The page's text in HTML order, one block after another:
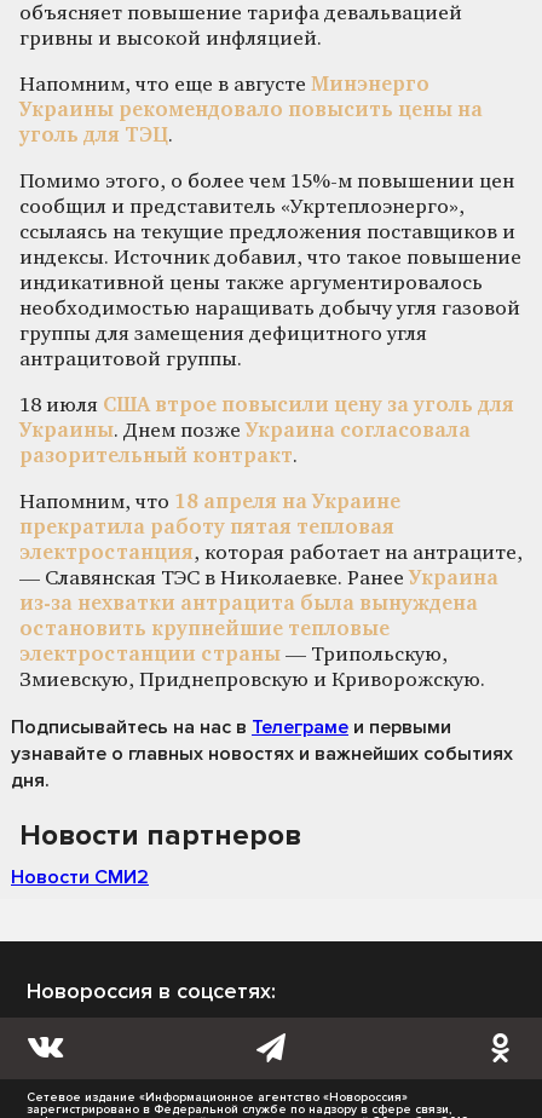
объясняет повышение тарифа девальвацией
гривны и высокой инфляцией.
Напомним, что еще в августе Минэнерго
Украины рекомендовало повысить цены на
уголь для ТЭЦ.
Помимо этого, о более чем 15%-м повышении цен
сообщил и представитель «Укртеплоэнерго»,
ссылаясь на текущие предложения поставщиков и
индексы. Источник добавил, что такое повышение
индикативной цены также аргументировалось
необходимостью наращивать добычу угля газовой
группы для замещения дефицитного угля
антрацитовой группы.
18 июля США втрое повысили цену за уголь для
Украины. Днем позже Украина согласовала
разорительный контракт.
Напомним, что 18 апреля на Украине
прекратила работу пятая тепловая
электростанция, которая работает на антраците,
— Славянская ТЭС в Николаевке. Ранее Украина
из-за нехватки антрацита была вынуждена
остановить крупнейшие тепловые
электростанции страны — Трипольскую,
Змиевскую, Приднепровскую и Криворожскую.
Подписывайтесь на нас в Телеграме и первыми
узнавайте о главных новостях и важнейших событиях
дня.
Новости партнеров
Новости СМИ2
Новороссия в соцсетях:
Сетевое издание «Информационное агентство «Новороссия»
зарегистрировано в Федеральной службе по надзору в сфере связи,